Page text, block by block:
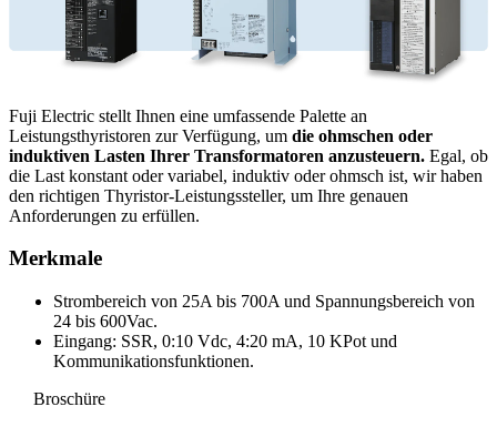
Fuji Electric stellt Ihnen eine umfassende Palette an
Leistungsthyristoren zur Verfügung, um die ohmschen oder
induktiven Lasten Ihrer Transformatoren anzusteuern. Egal, ob
die Last konstant oder variabel, induktiv oder ohmsch ist, wir haben
den richtigen Thyristor-Leistungssteller, um Ihre genauen
Anforderungen zu erfüllen.
Merkmale
Strombereich von 25A bis 700A und Spannungsbereich von
24 bis 600Vac.
Eingang: SSR, 0:10 Vdc, 4:20 mA, 10 KPot und
Kommunikationsfunktionen.
Broschüre